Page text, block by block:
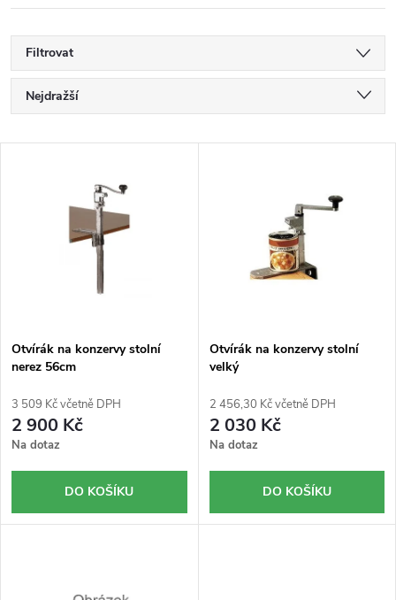
Filtrovat
a
o
d
u
k
t
ů
Nejdražší
Abecedně
r
o
d
u
k
t
Otvírák na konzervy stolní
nerez 56cm
3 509 Kč včetně DPH
2 900 Kč
Na dotaz
DO KOŠÍKU
Otvírák na konzervy stolní
velký
2 456,30 Kč včetně DPH
2 030 Kč
Na dotaz
DO KOŠÍKU